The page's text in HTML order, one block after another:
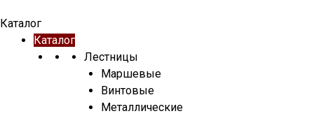
Каталог
Каталог
Лестницы
Маршевые
Винтовые
Металлические